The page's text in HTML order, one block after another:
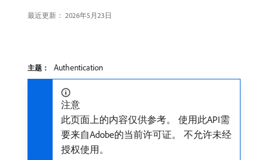
最近更新： 2026年5月23日
主题： Authentication
注意
此页面上的内容仅供参考。 使用此API需
要来自Adobe的当前许可证。 不允许未经
授权使用。